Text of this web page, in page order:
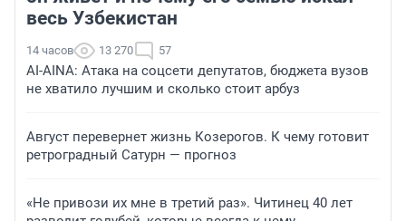
весь Узбекистан
14 часов 13 270 57
AI-AINA: Атака на соцсети депутатов, бюджета вузов
не хватило лучшим и сколько стоит арбуз
Август перевернет жизнь Козерогов. К чему готовит
ретроградный Сатурн — прогноз
«Не привози их мне в третий раз». Читинец 40 лет